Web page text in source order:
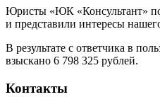
Юристы «ЮК «Консультант»
и представили интересы
В результате с ответчика в
взыскано 6 798 325 рублей.
Контакты